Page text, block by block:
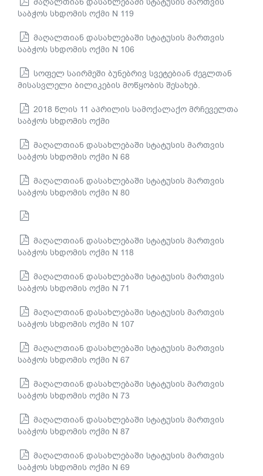
საბჭოს სხდომის ოქმი N 119
მაღალთიან დასახლებაში სტატუსის მართვის
საბჭოს სხდომის ოქმი N 106
სოფელ საირმეში ბუნებრივ სვეტებიან ძეგლთან
მისასვლელი ბილიკების მოწყობის შესახებ.
2018 წლის 11 აპრილის სამოქალაქო მრჩეველთა
საბჭოს სხდომის ოქმი
მაღალთიან დასახლებაში სტატუსის მართვის
საბჭოს სხდომის ოქმი N 68
მაღალთიან დასახლებაში სტატუსის მართვის
საბჭოს სხდომის ოქმი N 80
მაღალთიან დასახლებაში სტატუსის მართვის
საბჭოს სხდომის ოქმი N 118
მაღალთიან დასახლებაში სტატუსის მართვის
საბჭოს სხდომის ოქმი N 71
მაღალთიან დასახლებაში სტატუსის მართვის
საბჭოს სხდომის ოქმი N 107
მაღალთიან დასახლებაში სტატუსის მართვის
საბჭოს სხდომის ოქმი N 67
მაღალთიან დასახლებაში სტატუსის მართვის
საბჭოს სხდომის ოქმი N 73
მაღალთიან დასახლებაში სტატუსის მართვის
საბჭოს სხდომის ოქმი N 87
მაღალთიან დასახლებაში სტატუსის მართვის
საბჭოს სხდომის ოქმი N 69